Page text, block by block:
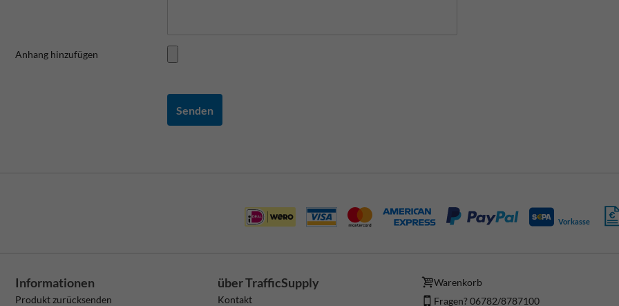
Anhang hinzufügen
Senden
Vorkasse
Informationen
Produkt zurücksenden
über TrafficSupply
Kontakt
Warenkorb
Fragen? 06782/8787100